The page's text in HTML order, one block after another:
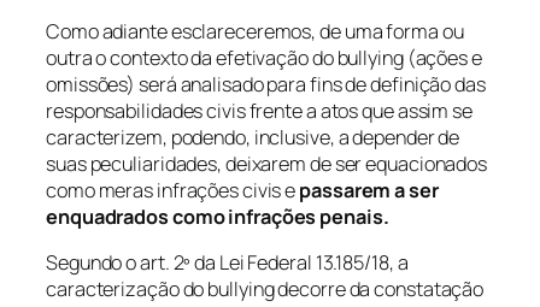
Como adiante esclareceremos, de uma forma ou
outra o contexto da efetivação do bullying (ações e
omissões) será analisado para fins de definição das
responsabilidades civis frente a atos que assim se
caracterizem, podendo, inclusive, a depender de
suas peculiaridades, deixarem de ser equacionados
como meras infrações civis epassarem a ser
enquadrados como infrações penais.
Segundo o art. 2º da Lei Federal 13.185/18, a
caracterização dobullyingdecorre da constatação